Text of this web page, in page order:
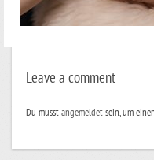
Leave a comment
Du musstangemeldetsein, um